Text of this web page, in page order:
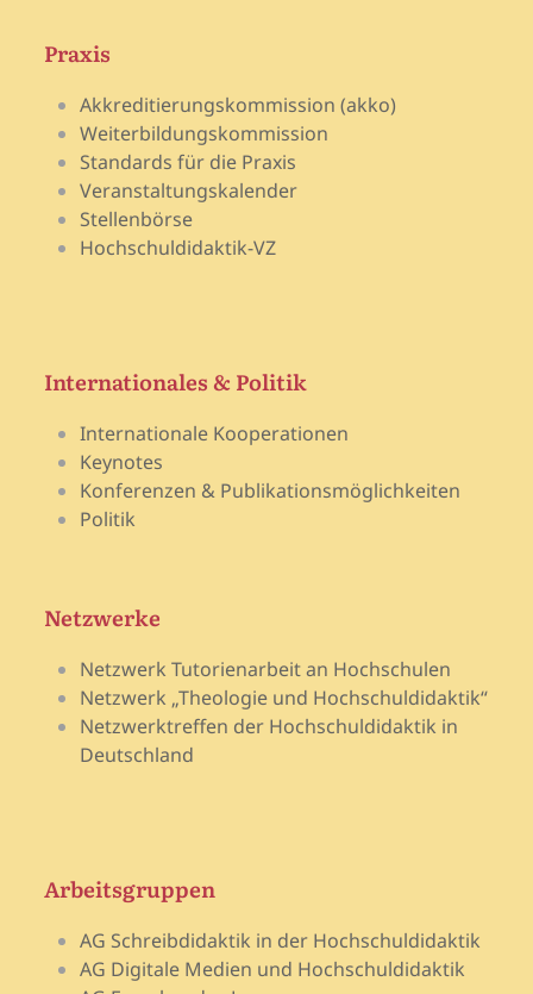
Praxis
Akkreditierungskommission (akko)
Weiterbildungskommission
Standards für die Praxis
Veranstaltungskalender
Stellenbörse
Hochschuldidaktik-VZ
Internationales & Politik
Internationale Kooperationen
Keynotes
Konferenzen & Publikationsmöglichkeiten
Politik
Netzwerke
Netzwerk Tutorienarbeit an Hochschulen
Netzwerk „Theologie und Hochschuldidaktik“
Netzwerktreffen der Hochschuldidaktik in
Deutschland
Arbeitsgruppen
AG Schreibdidaktik in der Hochschuldidaktik
AG Digitale Medien und Hochschuldidaktik